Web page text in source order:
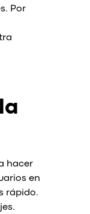
Por
hacer
en
rápido.